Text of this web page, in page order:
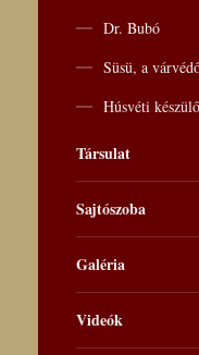
Dr. Bubó
Süsü, a
Húsvéti
Társulat
Sajtószoba
Galéria
Videók